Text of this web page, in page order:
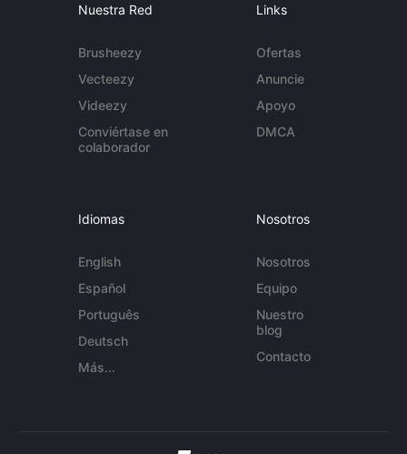
Nuestra Red
Brusheezy
Vecteezy
Videezy
Conviértase en
colaborador
Links
Ofertas
Anuncie
Apoyo
DMCA
Idiomas
English
Español
Português
Deutsch
Más...
Nosotros
Nosotros
Equipo
Nuestro
blog
Contacto